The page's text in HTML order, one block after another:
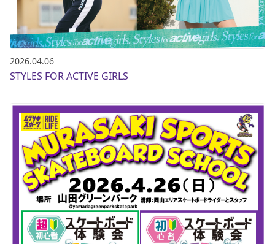
2026.04.06
STYLES FOR ACTIVE GIRLS